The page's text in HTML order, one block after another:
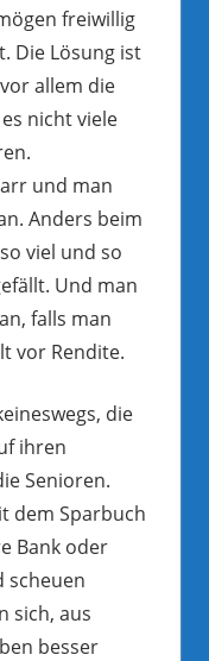
freiwillig
Die Lösung ist
allem die
nicht viele
und man
Anders beim
viel und so
Und man
falls man
vor Rendite.
die
ihren
Senioren.
dem Sparbuch
Bank oder
scheuen
sich, aus
besser